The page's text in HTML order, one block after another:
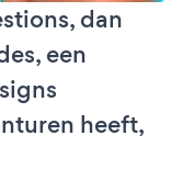
dan
een
heeft,